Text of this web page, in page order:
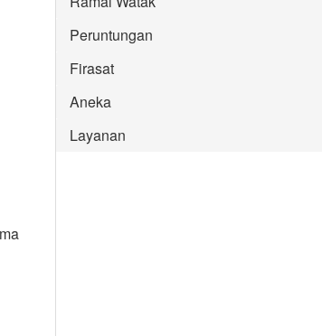
Peruntungan
Firasat
Aneka
Layanan